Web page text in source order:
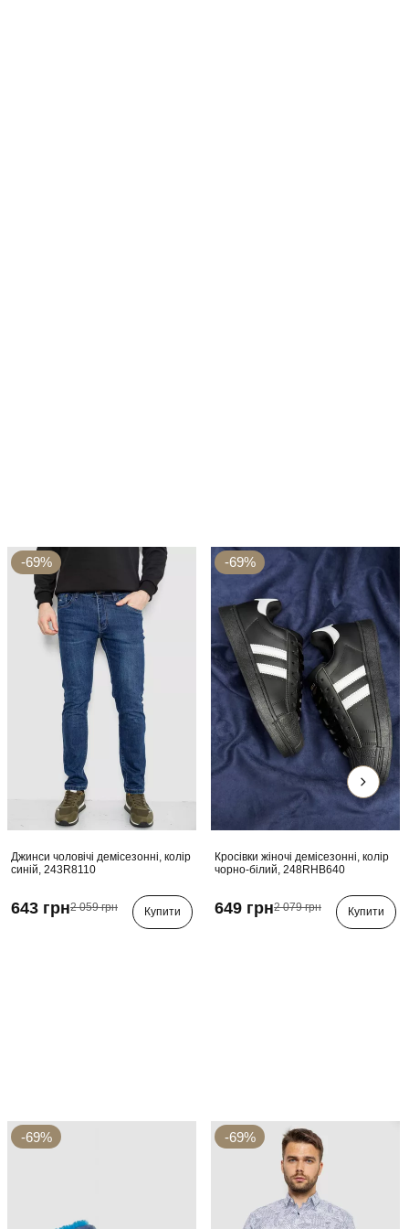
-69%
Джинси чоловічі демісезонні, колір
синій, 243R8110
643 грн2 059 грн Купити
-69%
Кросівки жіночі демісезонні, колір
чорно-білий, 248RHB640
649 грн2 079 грн Купити
-69% -69%